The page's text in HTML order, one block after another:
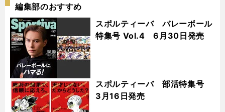
編集部のおすすめ
スポルティーバ バレーボール
特集号 Vol.4 6月30日発売
スポルティーバ 部活特集号
3月16日発売